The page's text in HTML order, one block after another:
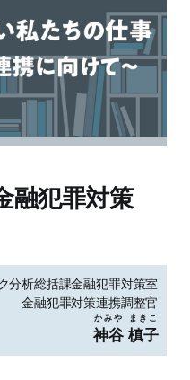
犯罪対策
分析総括課金融犯罪対策室
金融犯罪対策連携調整官
神谷
かみや
槙子
まきこ